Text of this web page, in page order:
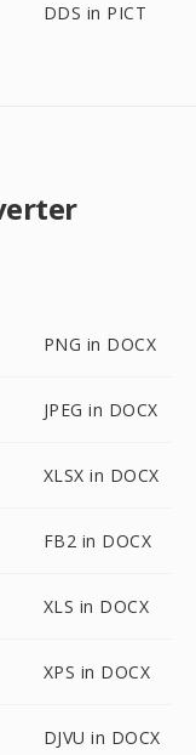
DDS in PICT
PNG in DOCX
JPEG in DOCX
XLSX in DOCX
FB2 in DOCX
XLS in DOCX
XPS in DOCX
DJVU in DOCX